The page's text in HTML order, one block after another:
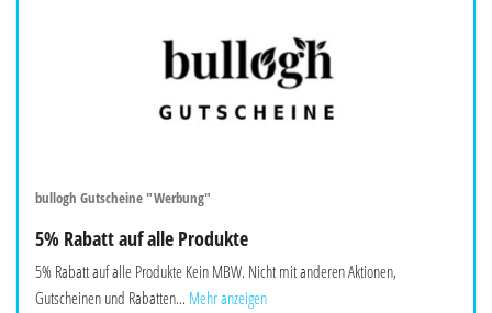
bullogh Gutscheine "Werbung"
5% Rabatt auf alle Produkte
5% Rabatt auf alle Produkte Kein MBW. Nicht mit anderen Aktionen,
Gutscheinen und Rabatten... Mehr anzeigen